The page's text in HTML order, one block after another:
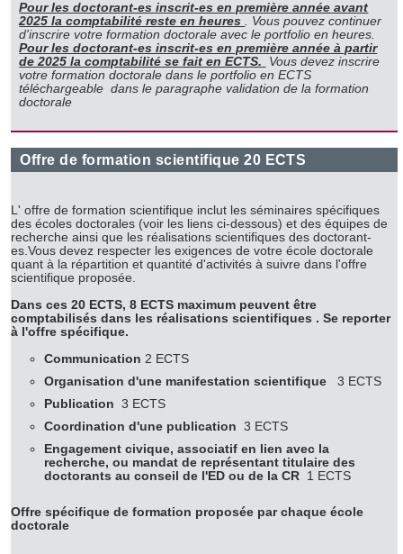
Pour les doctorant-es inscrit-es en première année avant
2025 la comptabilité reste en heures. Vous pouvez continuer
d'inscrire votre formation doctorale avec le portfolio en heures.
Pour les doctorant-es inscrit-es en première année à partir
de 2025 la comptabilité se fait en ECTS.
Vous devez inscrire
votre formation doctorale dans le portfolio en ECTS
téléchargeable dans le paragraphe validation de la formation
doctorale
Offre de formation scientifique 20 ECTS
L' offre de formation scientifique inclut les séminaires spécifiques
des écoles doctorales (voir les liens ci-dessous) et des équipes de
recherche ainsi que les réalisations scientifiques des doctorant-
es.Vous devez respecter les exigences de votre école doctorale
quant à la répartition et quantité d'activités à suivre dans l'offre
scientifique proposée.
Dans ces 20 ECTS, 8 ECTS maximum peuvent être
comptabilisés dans les réalisations scientifiques . Se reporter
à l'offre spécifique.
Communication 2 ECTS
Organisation d'une manifestation scientifique
3 ECTS
Publication 3 ECTS
Coordination d'une publication3 ECTS
Engagement civique, associatif en lien avec la
recherche, ou mandat de représentant titulaire des
doctorants au conseil de l'ED ou de la CR 1 ECTS
Offre spécifique de formation proposée par chaque école
doctorale